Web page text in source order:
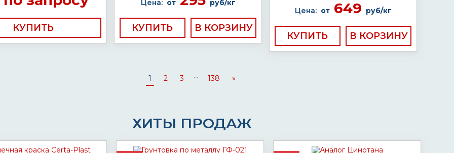
КУПИТЬ
Цена: от руб/кг
КУПИТЬ
Цена: от649 руб/кг
КУПИТЬ
1 2 3 ... 138 »
ХИТЫ ПРОДАЖ